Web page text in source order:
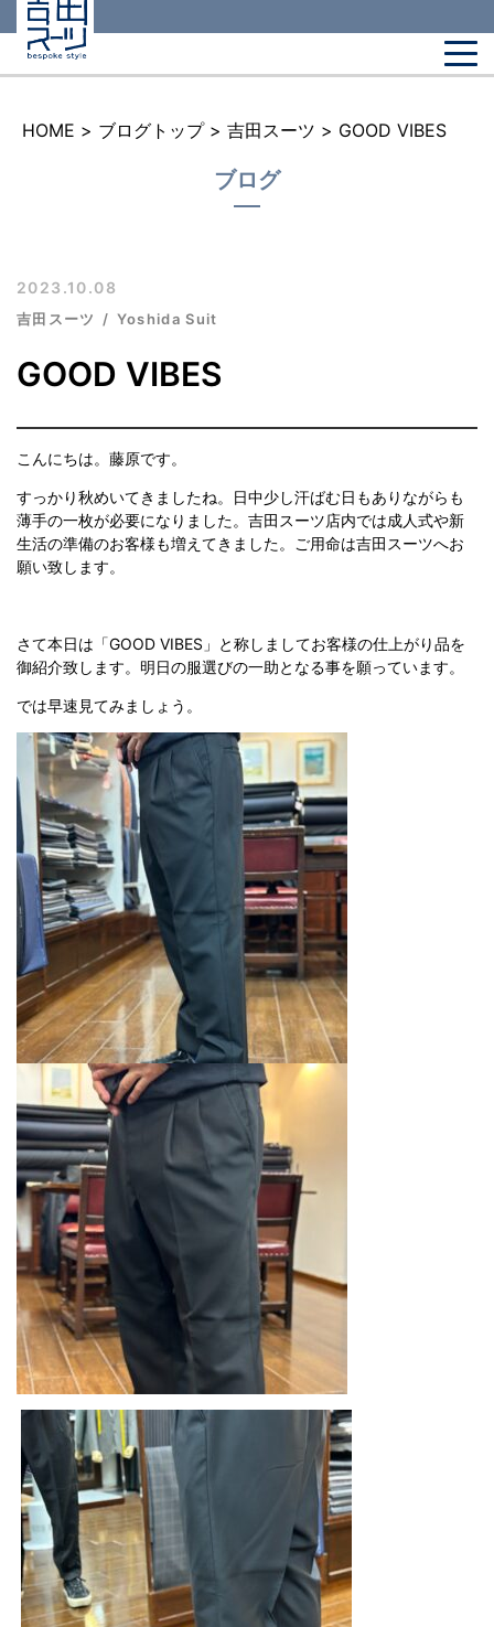
HOME > ブログトップ > 吉田スーツ > GOOD VIBES
ブログ
2023.10.08
吉田スーツ Yoshida Suit
GOOD VIBES
こんにちは。藤原です。
すっかり秋めいてきましたね。日中少し汗ばむ日もありながらも
薄手の一枚が必要になりました。吉田スーツ店内では成人式や新
生活の準備のお客様も増えてきました。ご用命は吉田スーツへお
願い致します。
さて本日は「GOOD VIBES」と称しましてお客様の仕上がり品を
御紹介致します。明日の服選びの一助となる事を願っています。
では早速見てみましょう。